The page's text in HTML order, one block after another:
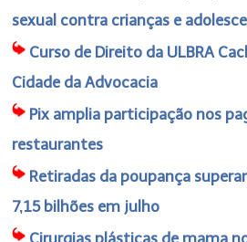
sexual contra crianças e
Curso de Direito da ULBRA
Cidade da Advocacia
Pix amplia participação nos
restaurantes
Retiradas da poupança
7,15 bilhões em julho
Cirurgias plásticas de mama